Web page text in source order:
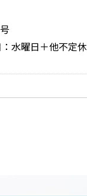
水曜日＋他不定休